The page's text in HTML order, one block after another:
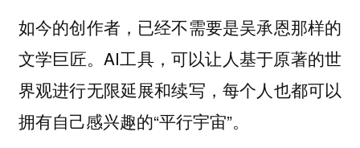
如今的创作者，已经不需要是吴承恩那样的
文学巨匠。AI工具，可以让人基于原著的世
界观进行无限延展和续写，每个人也都可以
拥有自己感兴趣的“平行宇宙”。